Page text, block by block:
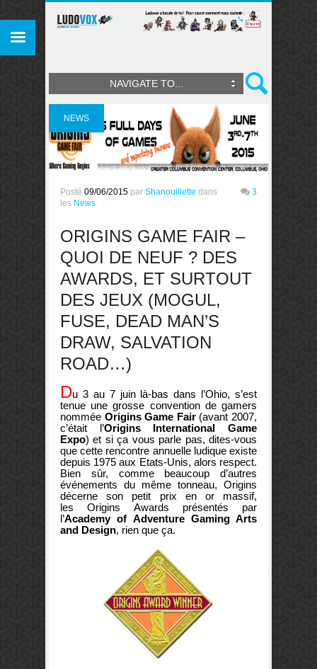
NAVIGATE TO...
NEWS
Posté 09/06/2015 par Shanouillette dans
les News
3
ORIGINS GAME FAIR –
QUOI DE NEUF ? DES
AWARDS, ET SURTOUT
DES JEUX (MOGUL,
FUSE, DEAD MAN’S
DRAW, SALVATION
ROAD…)
Du 3 au 7 juin là-bas dans l’Ohio, s’est
tenue une grosse convention de gamers
nommée Origins Game Fair(avant 2007,
c’était l’Origins International Game
Expo) et si ça vous parle pas, dites-vous
que cette rencontre annuelle ludique existe
depuis 1975 aux Etats-Unis, alors respect.
Bien sûr, comme beaucoup d’autres
événements du même tonneau, Origins
décerne son petit prix en or massif,
les Origins Awards présentés par
l’Academy of Adventure Gaming Arts
and Design, rien que ça.